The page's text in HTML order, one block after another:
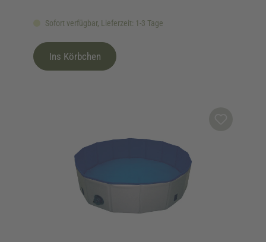
Sofort verfügbar, Lieferzeit: 1-3 Tage
Ins Körbchen